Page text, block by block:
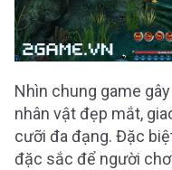
Nhìn chung game
nhân vật đẹp mắt,
cưỡi đa đạng. Đặc
đặc sắc để người